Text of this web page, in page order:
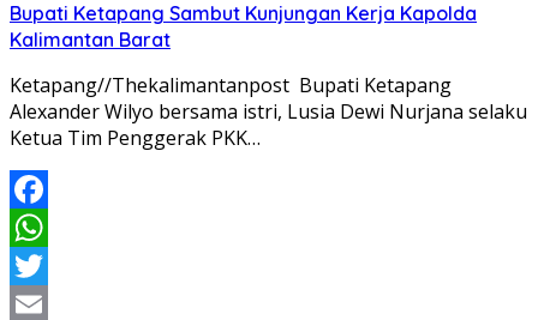
Bupati Ketapang Sambut Kunjungan Kerja Kapolda
Kalimantan Barat
Ketapang//Thekalimantanpost Bupati Ketapang
Alexander Wilyo bersama istri, Lusia Dewi Nurjana selaku
Ketua Tim Penggerak PKK…
Facebook
WhatsApp
Twitter